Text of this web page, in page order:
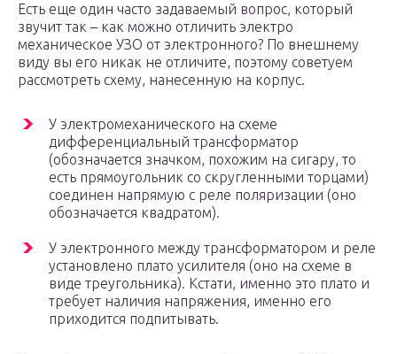
Есть еще один часто задаваемый вопрос, который
звучит так – как можно отличить электро
механическое УЗО от электронного? По внешнему
виду вы его никак не отличите, поэтому советуем
рассмотреть схему, нанесенную на корпус.
У электромеханического на схеме
дифференциальный трансформатор
(обозначается значком, похожим на сигару, то
есть прямоугольник со скругленными торцами)
соединен напрямую с реле поляризации (оно
обозначается квадратом).
У электронного между трансформатором и реле
установлено плато усилителя (оно на схеме в
виде треугольника). Кстати, именно это плато и
требует наличия напряжения, именно его
приходится подпитывать.